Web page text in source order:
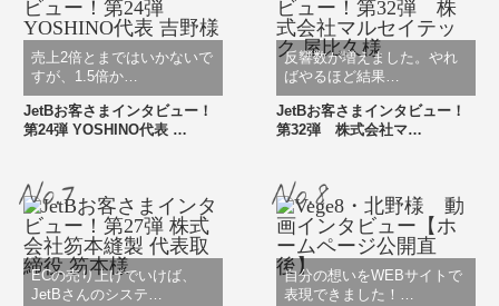
売上2倍とまではいかないで
すが、1.5倍か…
JetBお客さまインタビュー！
第24弾 YOSHINO代表 …
反響数が増えました。やれ
ばやるほど結果…
JetBお客さまインタビュー！
第32弾 株式会社マ…
ECの売り上げでいけば、
JetBさんのシステ…
自分の想いをWEBサイトで
表現できました！…